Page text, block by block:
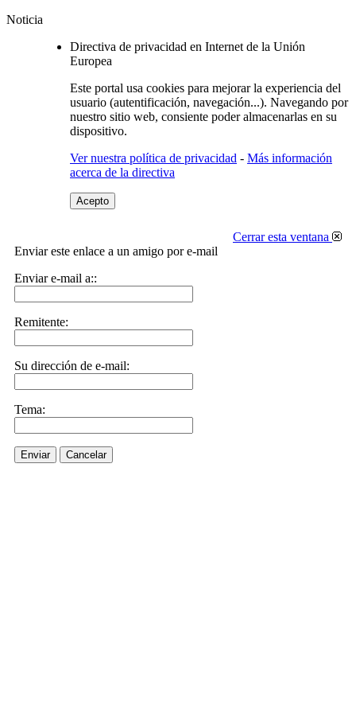
Noticia
Directiva de privacidad en Internet de la Unión
Europea
Este portal usa cookies para mejorar la experiencia del
usuario (autentificación, navegación...). Navegando por
nuestro sitio web, consiente poder almacenarlas en su
dispositivo.
Ver nuestra política de privacidad - Más información
acerca de la directiva
Acepto
Cerrar esta ventana
Enviar este enlace a un amigo por e-mail
Enviar e-mail a::
Remitente:
Su dirección de e-mail:
Tema:
Enviar Cancelar